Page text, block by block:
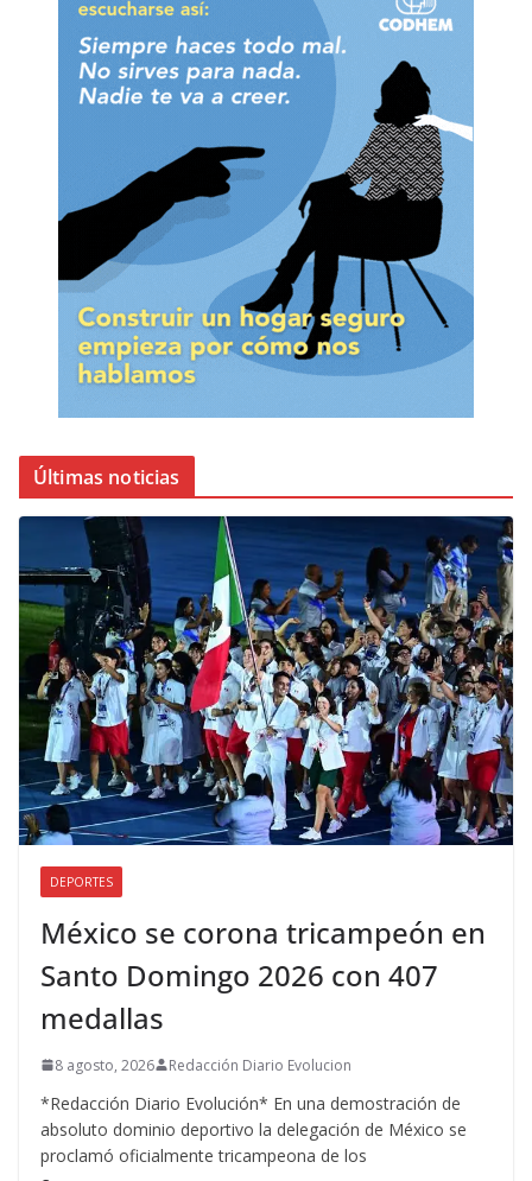
Últimas noticias
DEPORTES
México se corona tricampeón en
Santo Domingo 2026 con 407
medallas
8 agosto, 2026 Redacción Diario Evolucion
*Redacción Diario Evolución* En una demostración de
absoluto dominio deportivo la delegación de México se
proclamó oficialmente tricampeona de los